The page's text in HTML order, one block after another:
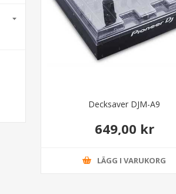
Decksaver DJM-A9
649,00 kr
LÄGG I VARUKORG